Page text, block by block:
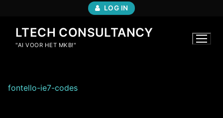
inhoud
LOG IN
LTECH CONSULTANCY
"AI VOOR HET MKB!"
fontello-ie7-codes